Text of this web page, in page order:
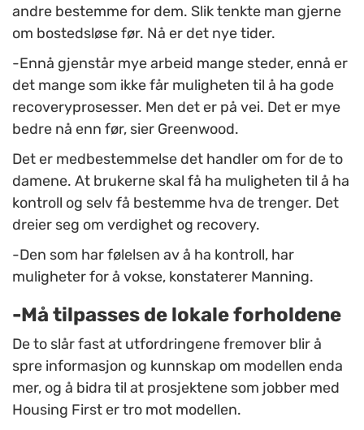
andre bestemme for dem. Slik tenkte man gjerne
om bostedsløse før. Nå er det nye tider.
-Ennå gjenstår mye arbeid mange steder, ennå er
det mange som ikke får muligheten til å ha gode
recoveryprosesser. Men det er på vei. Det er mye
bedre nå enn før, sier Greenwood.
Det er medbestemmelse det handler om for de to
damene. At brukerne skal få ha muligheten til å ha
kontroll og selv få bestemme hva de trenger. Det
dreier seg om verdighet og recovery.
-Den som har følelsen av å ha kontroll, har
muligheter for å vokse, konstaterer Manning.
-Må tilpasses de lokale forholdene
De to slår fast at utfordringene fremover blir å
spre informasjon og kunnskap om modellen enda
mer, og å bidra til at prosjektene som jobber med
Housing First er tro mot modellen.